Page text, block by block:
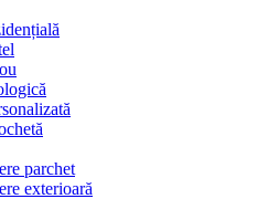
parchet
exterioară